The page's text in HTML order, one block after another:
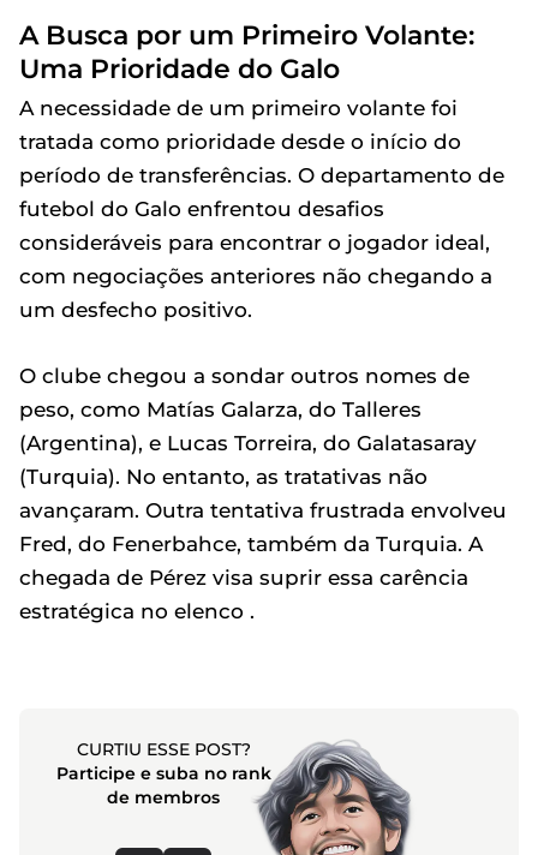
A Busca por um Primeiro Volante:
Uma Prioridade do Galo
A necessidade de um primeiro volante foi
tratada como prioridade desde o início do
período de transferências. O departamento de
futebol do Galo enfrentou desafios
consideráveis para encontrar o jogador ideal,
com negociações anteriores não chegando a
um desfecho positivo.
O clube chegou a sondar outros nomes de
peso, como Matías Galarza, do Talleres
(Argentina), e Lucas Torreira, do Galatasaray
(Turquia). No entanto, as tratativas não
avançaram. Outra tentativa frustrada envolveu
Fred, do Fenerbahce, também da Turquia. A
chegada de Pérez visa suprir essa carência
estratégica no elenco .
CURTIU ESSE POST?
Participe e suba no rank
de membros